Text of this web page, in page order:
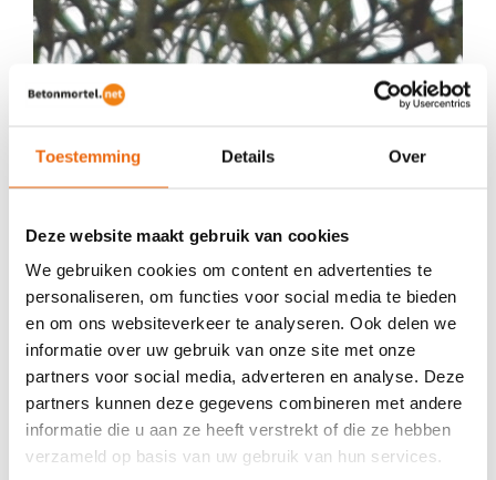
Toestemming Details Over
Deze website maakt gebruik van cookies
We gebruiken cookies om content en advertenties te
personaliseren, om functies voor social media te bieden
en om ons websiteverkeer te analyseren. Ook delen we
informatie over uw gebruik van onze site met onze
partners voor social media, adverteren en analyse. Deze
partners kunnen deze gegevens combineren met andere
informatie die u aan ze heeft verstrekt of die ze hebben
verzameld op basis van uw gebruik van hun services.